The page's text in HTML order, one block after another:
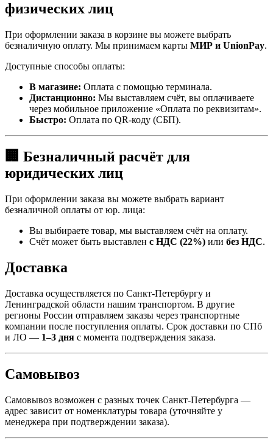
физических лиц
При оформлении заказа в корзине вы можете выбрать
безналичную оплату. Мы принимаем карты МИР и UnionPay.
Доступные способы оплаты:
В магазине: Оплата с помощью терминала.
Дистанционно: Мы выставляем счёт, вы оплачиваете
через мобильное приложение «Оплата по реквизитам».
Быстро: Оплата по QR-коду (СБП).
🏢 Безналичный расчёт для
юридических лиц
При оформлении заказа вы можете выбрать вариант
безналичной оплаты от юр. лица:
Вы выбираете товар, мы выставляем счёт на оплату.
Счёт может быть выставлен с НДС (22%) или без НДС.
Доставка
Доставка осуществляется по Санкт-Петербургу и
Ленинградской области нашим транспортом. В другие
регионы России отправляем заказы через транспортные
компании после поступления оплаты. Срок доставки по СПб
и ЛО — 1–3 дня с момента подтверждения заказа.
Самовывоз
Самовывоз возможен с разных точек Санкт-Петербурга —
адрес зависит от номенклатуры товара (уточняйте у
менеджера при подтверждении заказа).